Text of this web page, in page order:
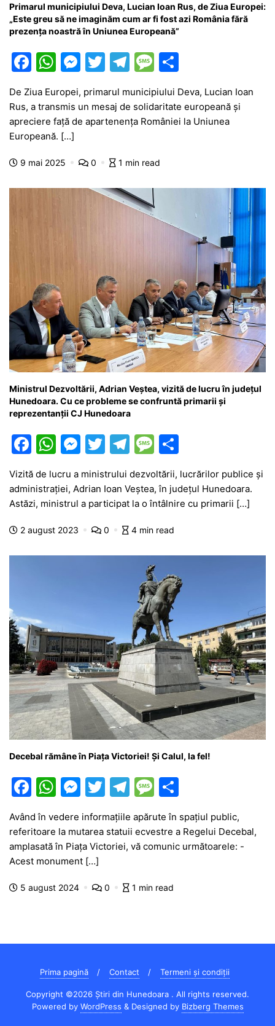
Primarul municipiului Deva, Lucian Ioan Rus, de Ziua Europei:
„Este greu să ne imaginăm cum ar fi fost azi România fără
prezența noastră în Uniunea Europeană”
F
c
e
b
o
W
at
s
A
p
M
s
s
n
er
T
itt
er
T
e
gr
m
M
s
s
g
ta
je
De Ziua Europei, primarul municipiului Deva, Lucian Ioan
Rus, a transmis un mesaj de solidaritate europeană și
apreciere față de apartenența României la Uniunea
Europeană. […]
9 mai 2025 0 1 min read
Ministrul Dezvoltării, Adrian Veștea, vizită de lucru în județul
Hunedoara. Cu ce probleme se confruntă primarii și
reprezentanții CJ Hunedoara
F
c
e
b
o
o
W
at
s
A
p
M
s
s
e
g
T
itt
er
T
e
gr
a
M
s
s
a
g
e
ta
je
ă
Vizită de lucru a ministrului dezvoltării, lucrărilor publice și
administrației, Adrian Ioan Veștea, în județul Hunedoara.
Astăzi, ministrul a participat la o întâlnire cu primarii […]
2 august 2023 0 4 min read
Decebal rămâne în Piața Victoriei! Și Calul, la fel!
F
c
e
b
o
W
at
s
A
p
M
s
s
e
n
T
itt
er
T
e
gr
m
M
s
s
g
ta
je
Având în vedere informațiile apărute în spațiul public,
referitoare la mutarea statuii ecvestre a Regelui Decebal,
amplasată în Piața Victoriei, vă comunic următoarele: -
Acest monument […]
5 august 2024 0 1 min read
Prima pagină Contact Termeni și condiții
Copyright ©2026 Știri din Hunedoara . All rights reserved.
Powered by WordPress & Designed by Bizberg Themes